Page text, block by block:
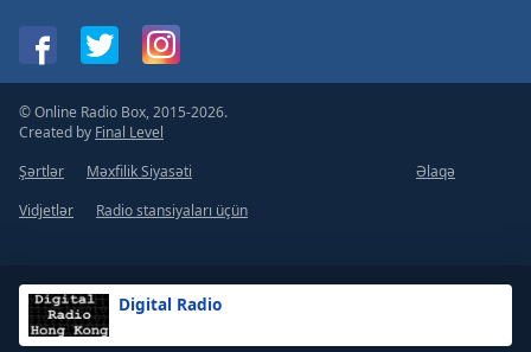
Digital Radio
© Online Radio Box, 2015-2026.
Created by Final Level
Şərtlər
Məxfilik Siyasəti
Əlaqə
Vidjetlər
Radio stansiyaları üçün